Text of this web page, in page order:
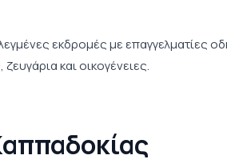
εκδρομές με επαγγελματίες
και οικογένειες.